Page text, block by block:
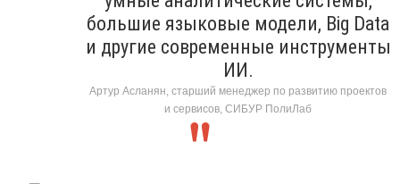
большие языковые модели, Big Data
и другие современные инструменты
ИИ.
Артур Асланян, старший менеджер по развитию проектов
и сервисов, СИБУР ПолиЛаб